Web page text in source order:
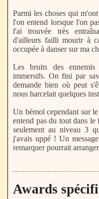
Parmi les choses qui
l'on entend lorsque l'on
l'ai trouvée très
d'ailleurs failli mourir à
occupée à danser sur ma
Les bruits des
immersifs. On fini par
demande bien où peut
nous harcelait quelques
Un bémol cependant sur
entend pas du tout dans
seulement au niveau 3
j'avais uppé ! Un
remarquer pourrait
Awards